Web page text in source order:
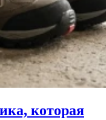
которая